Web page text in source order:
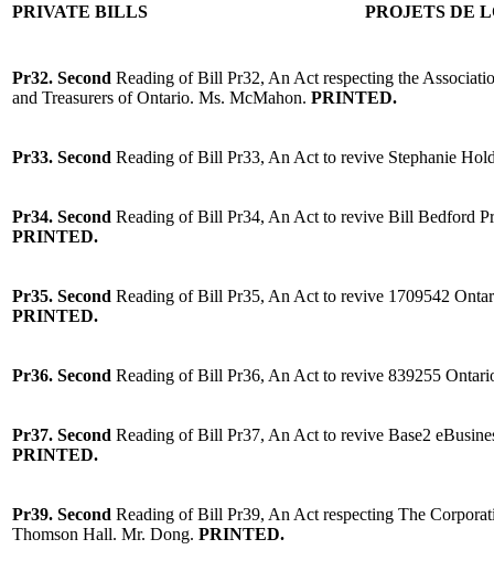
PRIVATE BILLS PROJETS DE
Pr32. Second Reading of Bill Pr32, An Act respecting the
and Treasurers of Ontario. Ms. McMahon. PRINTED.
Pr33. Second Reading of Bill Pr33, An Act to revive Stephanie
Pr34. Second Reading of Bill Pr34, An Act to revive Bill Bedford
PRINTED.
Pr35. Second Reading of Bill Pr35, An Act to revive 1709542
PRINTED.
Pr36. Second Reading of Bill Pr36, An Act to revive 839255
Pr37. Second Reading of Bill Pr37, An Act to revive Base2
PRINTED.
Pr39. Second Reading of Bill Pr39, An Act respecting The
Thomson Hall. Mr. Dong. PRINTED.